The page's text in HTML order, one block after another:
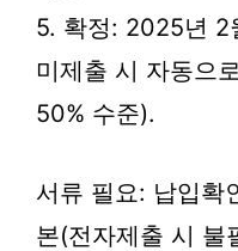
5. 확정: 2025년 2
미제출 시 자동으
50% 수준).
서류 필요: 납입확
본(전자제출 시 불